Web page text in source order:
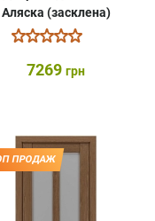
Аляска (засклена)
7269 грн
ПРОДАЖ